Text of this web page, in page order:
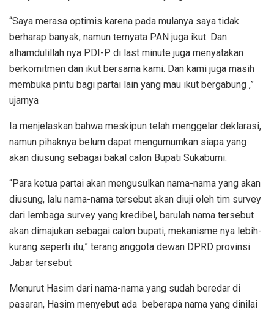
“Saya merasa optimis karena pada mulanya saya tidak
berharap banyak, namun ternyata PAN juga ikut. Dan
alhamdulillah nya PDI-P di last minute juga menyatakan
berkomitmen dan ikut bersama kami. Dan kami juga masih
membuka pintu bagi partai lain yang mau ikut bergabung ,”
ujarnya
Ia menjelaskan bahwa meskipun telah menggelar deklarasi,
namun pihaknya belum dapat mengumumkan siapa yang
akan diusung sebagai bakal calon Bupati Sukabumi.
“Para ketua partai akan mengusulkan nama-nama yang akan
diusung, lalu nama-nama tersebut akan diuji oleh tim survey
dari lembaga survey yang kredibel, barulah nama tersebut
akan dimajukan sebagai calon bupati, mekanisme nya lebih-
kurang seperti itu,” terang anggota dewan DPRD provinsi
Jabar tersebut
Menurut Hasim dari nama-nama yang sudah beredar di
pasaran, Hasim menyebut ada beberapa nama yang dinilai